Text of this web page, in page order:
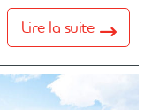
Lire la suite